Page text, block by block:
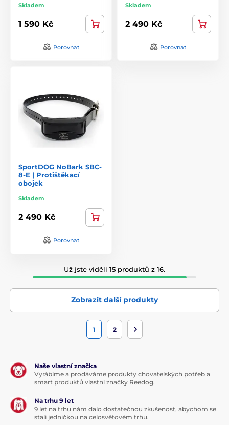
Skladem
1 590 Kč
Porovnat
Skladem
2 490 Kč
Porovnat
SportDOG NoBark SBC-
8-E | Protištěkací
obojek
Skladem
2 490 Kč
Porovnat
Už jste viděli 15 produktů z 16.
Zobrazit další produkty
1 2
Naše vlastní značka
Vyrábíme a prodáváme produkty chovatelských potřeb a
smart produktů vlastní značky Reedog.
Na trhu 9 let
9 let na trhu nám dalo dostatečnou zkušenost, abychom se
stali jedničkou na celosvětovém trhu.